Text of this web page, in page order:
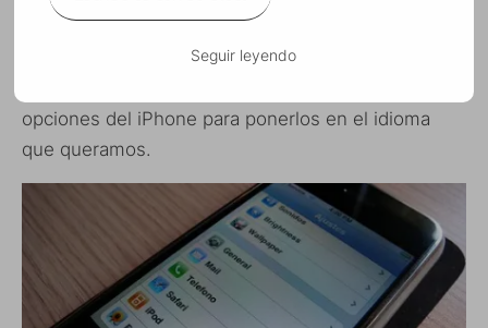
opciones del iPhone para ponerlos en el idioma
que queramos.
Seguir leyendo